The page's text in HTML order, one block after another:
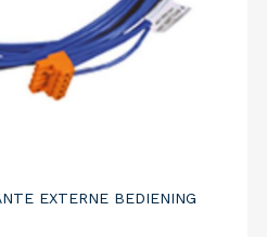
EXTERNE BEDIENING